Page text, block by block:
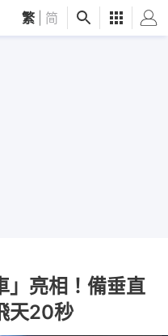
繁 简
」亮相！備垂直
天20秒